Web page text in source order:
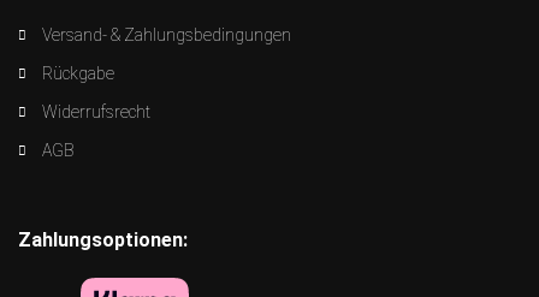
Versand- & Zahlungsbedingungen
Rückgabe
Widerrufsrecht
AGB
Zahlungsoptionen: